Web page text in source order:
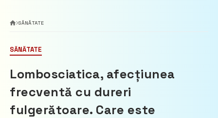
SĂNĂTATE
SĂNĂTATE
Lombosciatica, afecțiunea
frecventă cu dureri
fulgerătoare. Care este